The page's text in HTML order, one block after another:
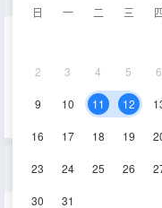
日 一 二 三
2 3 4 5 6
9 10 11 12
16 17 18 19
23 24 25 26
30 31